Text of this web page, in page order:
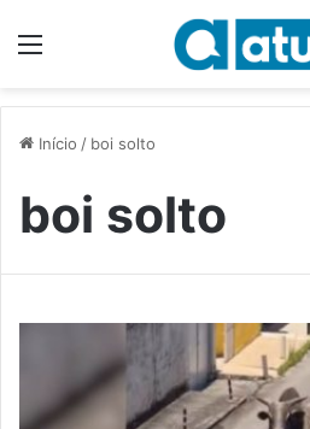
Início / boi solto
boi solto